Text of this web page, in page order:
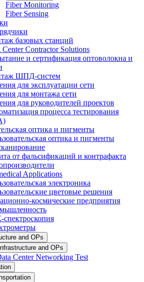
Fiber Monitoring
Fiber Sensing
базовых станций
Center Contractor Solutions
и сертификация оптоволокна и
ШПД-систем
для эксплуатации сети
для монтажа сети
для руководителей проектов
процесса тестирования
оптика и пигменты
оптика и пигменты
от фальсификаций и контрафакта
Applications
электроника
цветовые решения
космические предприятия
and OPs
and OPs
Center Networking Test